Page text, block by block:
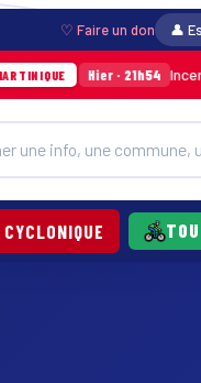
♡ Faire un don 👤
Hier · 21h54 Incendie à